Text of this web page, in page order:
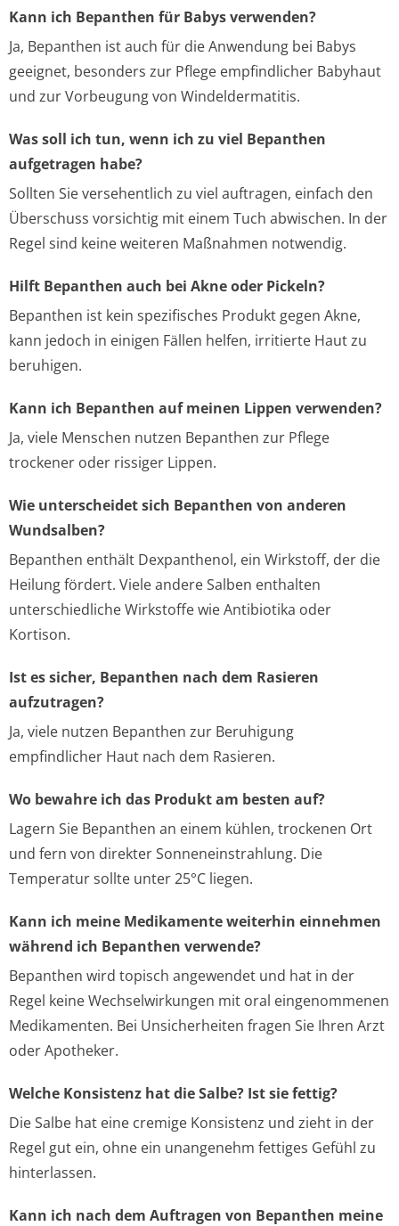
Kann ich Bepanthen für Babys verwenden?
Ja, Bepanthen ist auch für die Anwendung bei Babys
geeignet, besonders zur Pflege empfindlicher Babyhaut
und zur Vorbeugung von Windeldermatitis.
Was soll ich tun, wenn ich zu viel Bepanthen
aufgetragen habe?
Sollten Sie versehentlich zu viel auftragen, einfach den
Überschuss vorsichtig mit einem Tuch abwischen. In der
Regel sind keine weiteren Maßnahmen notwendig.
Hilft Bepanthen auch bei Akne oder Pickeln?
Bepanthen ist kein spezifisches Produkt gegen Akne,
kann jedoch in einigen Fällen helfen, irritierte Haut zu
beruhigen.
Kann ich Bepanthen auf meinen Lippen verwenden?
Ja, viele Menschen nutzen Bepanthen zur Pflege
trockener oder rissiger Lippen.
Wie unterscheidet sich Bepanthen von anderen
Wundsalben?
Bepanthen enthält Dexpanthenol, ein Wirkstoff, der die
Heilung fördert. Viele andere Salben enthalten
unterschiedliche Wirkstoffe wie Antibiotika oder
Kortison.
Ist es sicher, Bepanthen nach dem Rasieren
aufzutragen?
Ja, viele nutzen Bepanthen zur Beruhigung
empfindlicher Haut nach dem Rasieren.
Wo bewahre ich das Produkt am besten auf?
Lagern Sie Bepanthen an einem kühlen, trockenen Ort
und fern von direkter Sonneneinstrahlung. Die
Temperatur sollte unter 25°C liegen.
Kann ich meine Medikamente weiterhin einnehmen
während ich Bepanthen verwende?
Bepanthen wird topisch angewendet und hat in der
Regel keine Wechselwirkungen mit oral eingenommenen
Medikamenten. Bei Unsicherheiten fragen Sie Ihren Arzt
oder Apotheker.
Welche Konsistenz hat die Salbe? Ist sie fettig?
Die Salbe hat eine cremige Konsistenz und zieht in der
Regel gut ein, ohne ein unangenehm fettiges Gefühl zu
hinterlassen.
Kann ich nach dem Auftragen von Bepanthen meine